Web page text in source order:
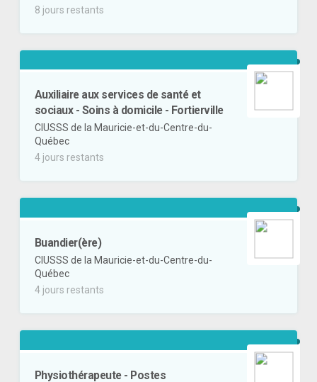
8 jours restants
Auxiliaire aux services de santé et
sociaux - Soins à domicile - Fortierville
CIUSSS de la Mauricie-et-du-Centre-du-
Québec
4 jours restants
Buandier(ère)
CIUSSS de la Mauricie-et-du-Centre-du-
Québec
4 jours restants
Physiothérapeute - Postes